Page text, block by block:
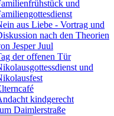
und
aus Liebe - Vortrag und
nach den Theorien
Jesper Juul
der offenen Tür
und
kindgerecht
Daimlerstraße